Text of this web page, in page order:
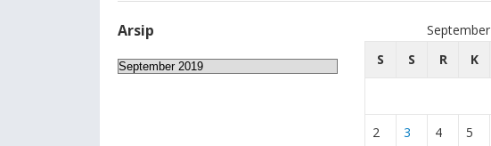
Arsip
Arsip
S
S R K
2 3 4 5